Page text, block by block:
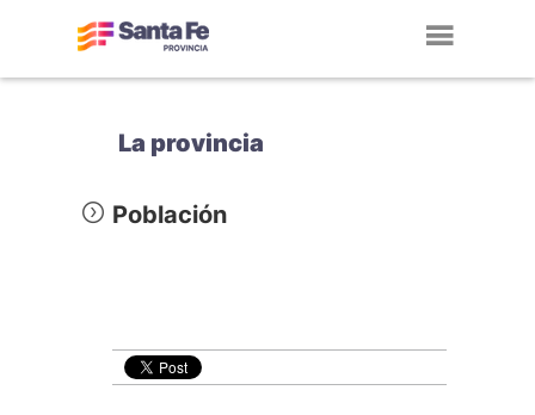
La provincia
Población